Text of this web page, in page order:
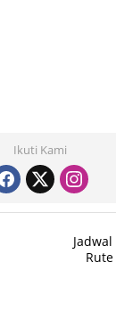
Ikuti Kami